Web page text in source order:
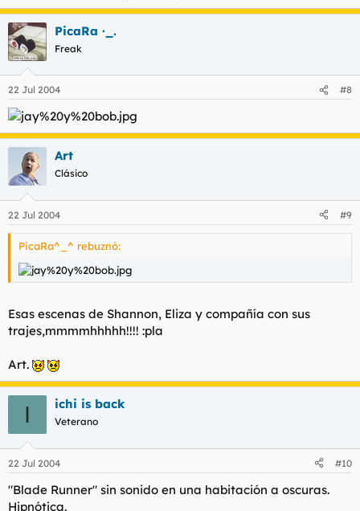
PicaRa ·_.
Freak
22 Jul 2004 #8
Art
Clásico
22 Jul 2004 #9
PicaRa^_^ rebuznó:
Esas escenas de Shannon, Eliza y compañía con sus
trajes,mmmmhhhhh!!!! :pla
Art.
I ichi is back
Veterano
22 Jul 2004 #10
"Blade Runner" sin sonido en una habitación a oscuras.
Hipnótica.